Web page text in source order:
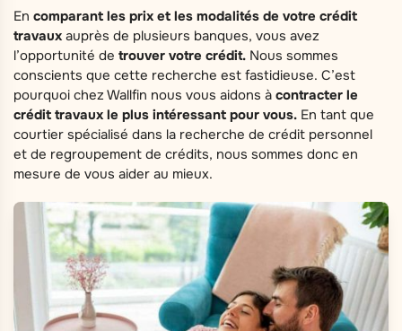
En comparant les prix et les modalités de votre crédit
travaux auprès de plusieurs banques, vous avez
l’opportunité de trouver votre crédit. Nous sommes
conscients que cette recherche est fastidieuse. C’est
pourquoi chez Wallfin nous vous aidons à contracter le
crédit travaux le plus intéressant pour vous. En tant que
courtier spécialisé dans la recherche de crédit personnel
et de regroupement de crédits, nous sommes donc en
mesure de vous aider au mieux.